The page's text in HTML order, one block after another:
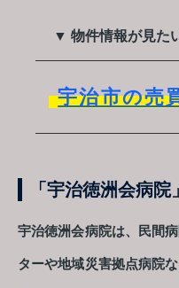
▼ 物件情報が見た
宇治市の売
「宇治徳洲会病院
宇治徳洲会病院は、民間
ターや地域災害拠点病院